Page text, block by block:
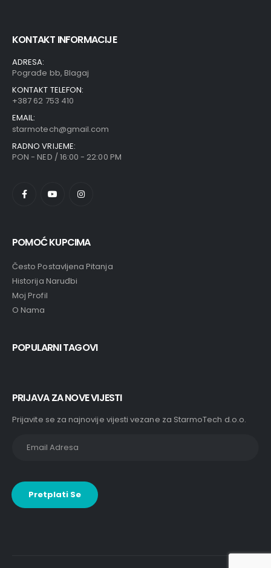
KONTAKT INFORMACIJE
ADRESA:
Pograđe bb, Blagaj
KONTAKT TELEFON:
+387 62 753 410
EMAIL:
starmotech@gmail.com
RADNO VRIJEME:
PON - NED / 16:00 - 22:00 PM
POMOĆ KUPCIMA
Često Postavljena Pitanja
Historija Naruđbi
Moj Profil
O Nama
POPULARNI TAGOVI
PRIJAVA ZA NOVE VIJESTI
Prijavite se za najnovije vijesti vezane za StarmoTech d.o.o.